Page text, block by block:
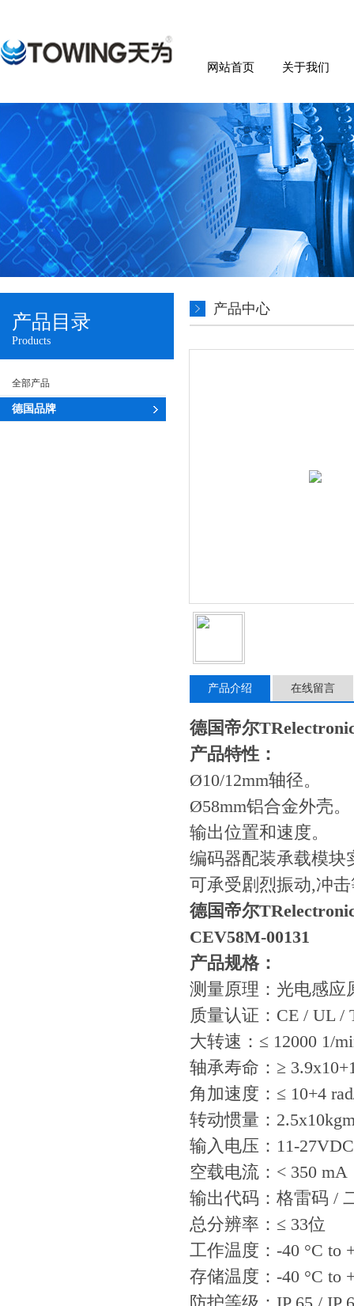
网站首页 关于我们
产品目录
Products
全部产品
德国品牌
产品中心
产品介绍 在线留言
德国帝尔
产品特性：
Ø10/12mm轴径。
Ø58mm铝合金外壳。
输出位置和速度。
编码器配装承载模块
可承受剧烈振动,冲
德国帝尔
CEV58M-00131
产品规格：
测量原理：光电感应
质量认证：CE / UL /
大转速：≤ 12000 1/
轴承寿命：≥
角加速度：≤ 10+4
转动惯量：
输入电压：11-27VDC
空载电流：< 350 mA
输出代码：格雷码 /
总分辨率：≤ 33位
工作温度：-40 °C to
存储温度：-40 °C to